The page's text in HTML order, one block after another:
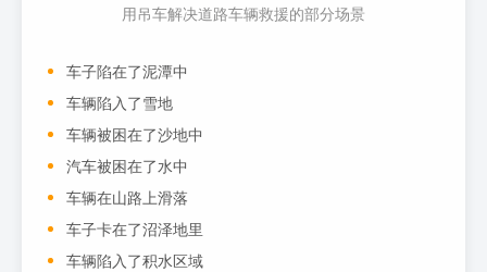
用吊车解决道路车辆救援的部分场景
车子陷在了泥潭中
车辆陷入了雪地
车辆被困在了沙地中
汽车被困在了水中
车辆在山路上滑落
车子卡在了沼泽地里
车辆陷入了积水区域